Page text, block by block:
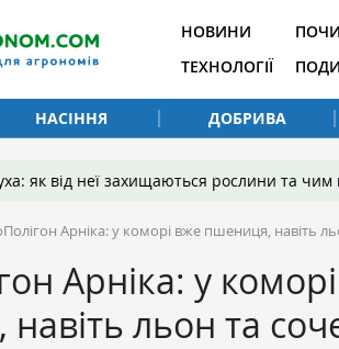
НОВИНИ
ТЕХНОЛОГІЇ
НАСІННЯ ДОБРИВА
як від неї захищаються рослини та
Арніка: у коморі вже пшениця, навіть
Арніка: у
льон та